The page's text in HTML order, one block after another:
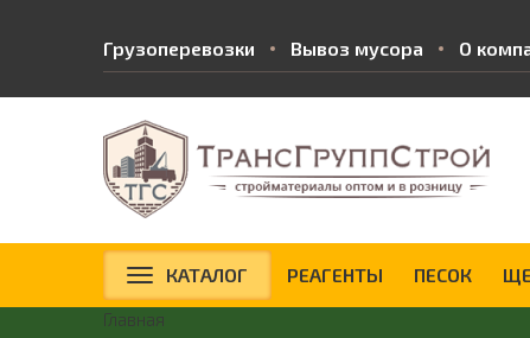
Грузоперевозки Вывоз мусора О
КАТАЛОГ РЕАГЕНТЫ ПЕСОК
Главная